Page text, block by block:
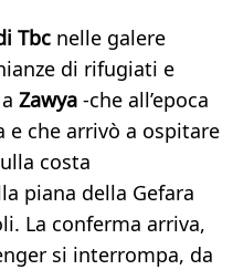
Tbc nelle galere
di rifugiati e
Zawya -che all’epoca
e che arrivò a ospitare
costa
piana della Gefara
La conferma arriva,
si interrompa, da